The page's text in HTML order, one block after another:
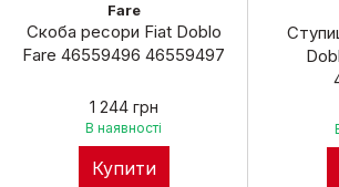
Fare
Скоба ресори Fiat Doblo
Fare 46559496 46559497
1 244 грн
В наявності
Купити